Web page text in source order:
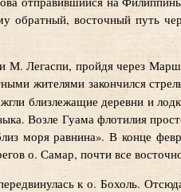
обратный, восточный путь
М. Легаспи, пройдя через
жителями закончился
близлежащие деревни и
Возле Гуама флотилия
моря равнина». В конце
о. Самар, почти все
к о. Бохоль.